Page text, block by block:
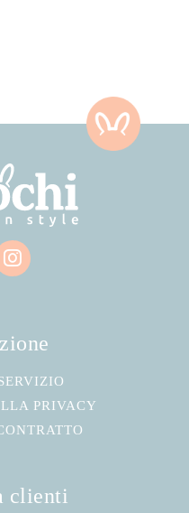
PRIVACY
clienti